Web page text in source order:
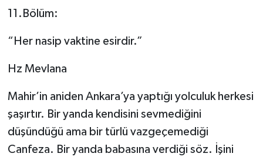
11.Bölüm:
“Her nasip vaktine esirdir.”
Hz Mevlana
Mahir’in aniden Ankara’ya yaptığı yolculuk herkesi
şaşırtır. Bir yanda kendisini sevmediğini
düşündüğü ama bir türlü vazgeçemediği
Canfeza. Bir yanda babasına verdiği söz. İşini